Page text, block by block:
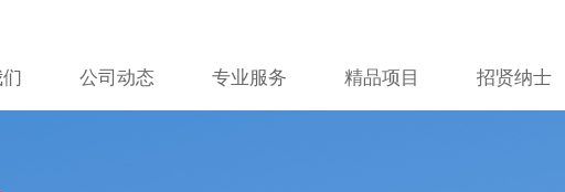
公司动态 专业服务 精品项目 招贤纳士